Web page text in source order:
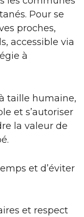
Pour se
proches,
accessible via
à
taille humaine,
et s’autoriser
la valeur de
et d’éviter
et respect